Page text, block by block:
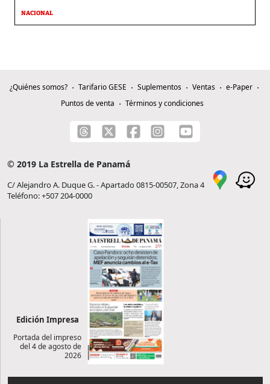
NACIONAL
¿Quiénes somos? Tarifario GESE Suplementos Ventas
e-Paper
Puntos de venta
Términos y condiciones
© 2019 La Estrella de Panamá
C/ Alejandro A. Duque G. - Apartado 0815-00507, Zona 4
Teléfono: +507 204-0000
Edición Impresa
Portada del impreso
del 4 de agosto de
2026